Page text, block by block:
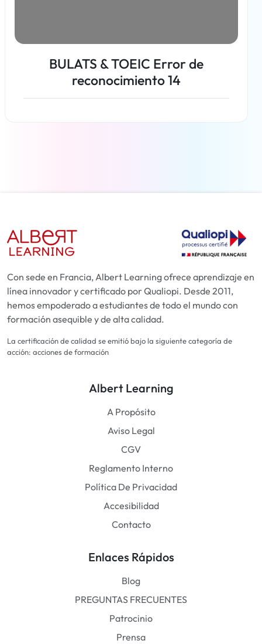
BULATS & TOEIC Error de
reconocimiento 14
Con sede en Francia, Albert Learning ofrece aprendizaje en
línea innovador y certificado por Qualiopi. Desde 2011,
hemos empoderado a estudiantes de todo el mundo con
formación asequible y de alta calidad.
La certificación de calidad se emitió bajo la siguiente categoría de
acción: acciones de formación
Albert Learning
A Propósito
Aviso Legal
CGV
Reglamento Interno
Política De Privacidad
Accesibilidad
Contacto
Enlaces Rápidos
Blog
PREGUNTAS FRECUENTES
Patrocinio
Prensa